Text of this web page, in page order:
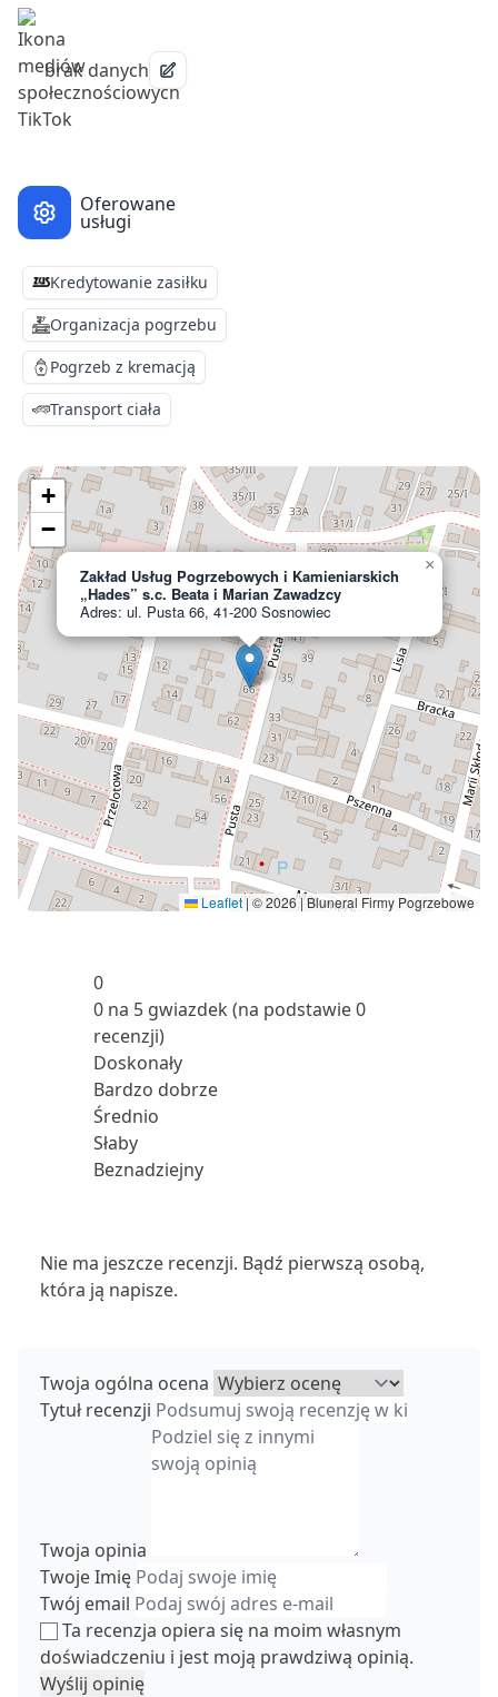
brak danych
Oferowane
usługi
Kredytowanie zasiłku
Organizacja pogrzebu
Pogrzeb z kremacją
Transport ciała
Zakład Usług Pogrzebowych i Kamieniarskich
„Hades” s.c. Beata i Marian Zawadzcy
Adres: ul. Pusta 66, 41-200 Sosnowiec
×
+
−
Leaflet | © 2026 | Bluneral Firmy Pogrzebowe
0
0 na 5 gwiazdek (na podstawie 0
recenzji)
Doskonały
Bardzo dobrze
Średnio
Słaby
Beznadziejny
Nie ma jeszcze recenzji. Bądź pierwszą osobą,
która ją napisze.
Twoja ogólna ocena
Tytuł recenzji
Twoja opinia
Twoje Imię
Twój email
Ta recenzja opiera się na moim własnym
doświadczeniu i jest moją prawdziwą opinią.
Wyślij opinię